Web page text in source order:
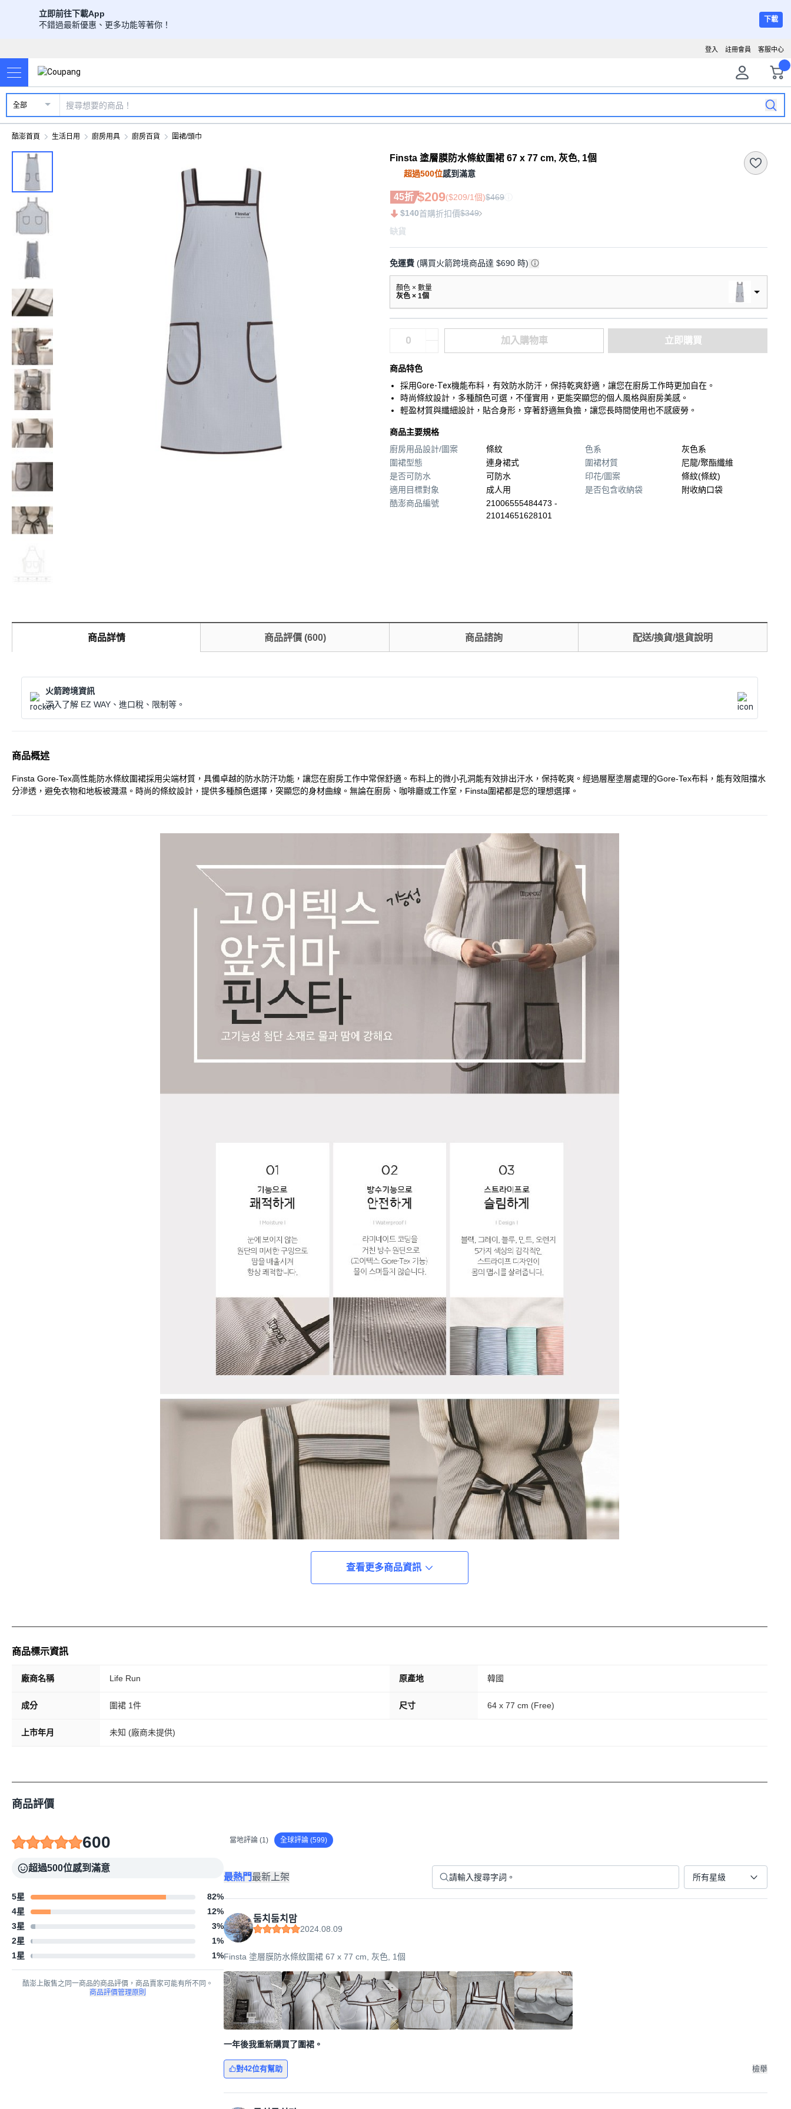
立即前往下載App
不錯過最新優惠、更多功能等著你！
下載
客服中心
註冊會員
登入
全部
酷澎首頁 生活日用 廚房用具 廚房百貨 圍裙/頭巾
Finsta 塗層膜防水條紋圍裙 67 x 77 cm, 灰色, 1個
超過500位感到滿意
45折 $209($209/1個)$469
$140首購折扣價$349
缺貨
免運費 (購買火箭跨境商品達 $690 時)
顏色 × 數量
灰色 × 1個
加入購物車 立即購買
商品特色
採用Gore-Tex機能布料，有效防水防汗，保持乾爽舒適，讓您在廚房工作時更加自在。
時尚條紋設計，多種顏色可選，不僅實用，更能突顯您的個人風格與廚房美感。
輕盈材質與纖細設計，貼合身形，穿著舒適無負擔，讓您長時間使用也不感疲勞。
商品主要規格
廚房用品設計/圖案
條紋
圍裙型態
連身裙式
是否可防水
可防水
適用目標對象
成人用
酷澎商品編號
21006555484473 -
21014651628101
色系
灰色系
圍裙材質
尼龍/聚酯纖維
印花/圖案
條紋(條紋)
是否包含收納袋
附收納口袋
商品詳情 商品評價(600) 商品諮詢 配送/換貨/退貨說明
火箭跨境資訊
深入了解 EZ WAY、進口稅、限制等。
商品概述
Finsta Gore-Tex高性能防水條紋圍裙採用尖端材質，具備卓越的防水防汗功能，讓您在廚房工作中常保舒適。布料上的微小孔洞能有效排出汗水，保持乾爽。經過層壓塗層處理的Gore-Tex布料，能有效阻擋水
分滲透，避免衣物和地板被濺濕。時尚的條紋設計，提供多種顏色選擇，突顯您的身材曲線。無論在廚房、咖啡廳或工作室，Finsta圍裙都是您的理想選擇。
查看更多商品資訊
商品標示資訊
廠商名稱 Life Run 原產地 韓國
成分 圍裙 1件 尺寸 64 x 77 cm (Free)
上市年月 未知 (廠商未提供)
商品評價
600
超過500位感到滿意
5星 82%
4星
12%
3星
3%
2星
1%
1星
1%
酷澎上販售之同一商品的商品評價，商品賣家可能有所不同。
商品評價管理原則
當地評論 (1) 全球評論 (599)
最熱門最新上架 所有星級
둠치둠치맘
2024.08.09
Finsta 塗層膜防水條紋圍裙 67 x 77 cm, 灰色, 1個
一年後我重新購買了圍裙。
對42位有幫助 檢舉